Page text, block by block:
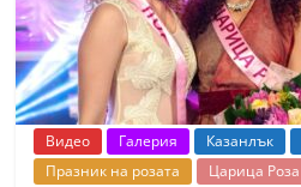
Видео Галерия Казанлък
Празник на розата
Царица Роза